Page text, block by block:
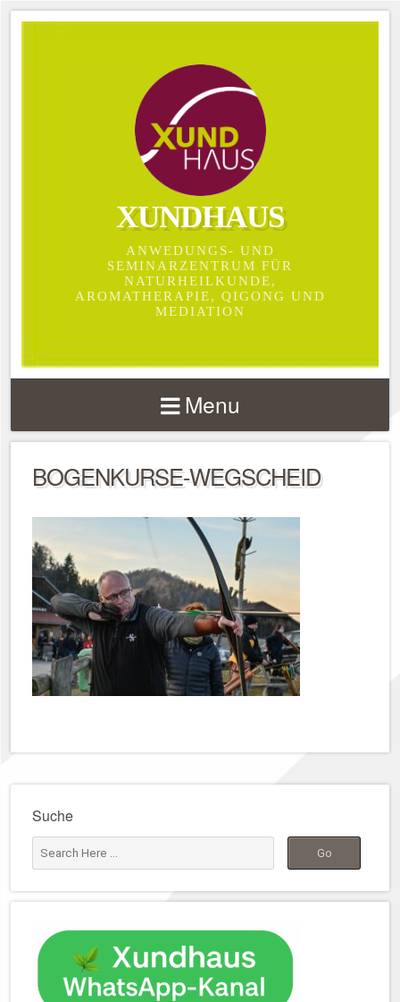
XUNDHAUS
ANWEDUNGS- UND
SEMINARZENTRUM FÜR
NATURHEILKUNDE,
AROMATHERAPIE, QIGONG UND
MEDIATION
Menu
BOGENKURSE-WEGSCHEID
Suche